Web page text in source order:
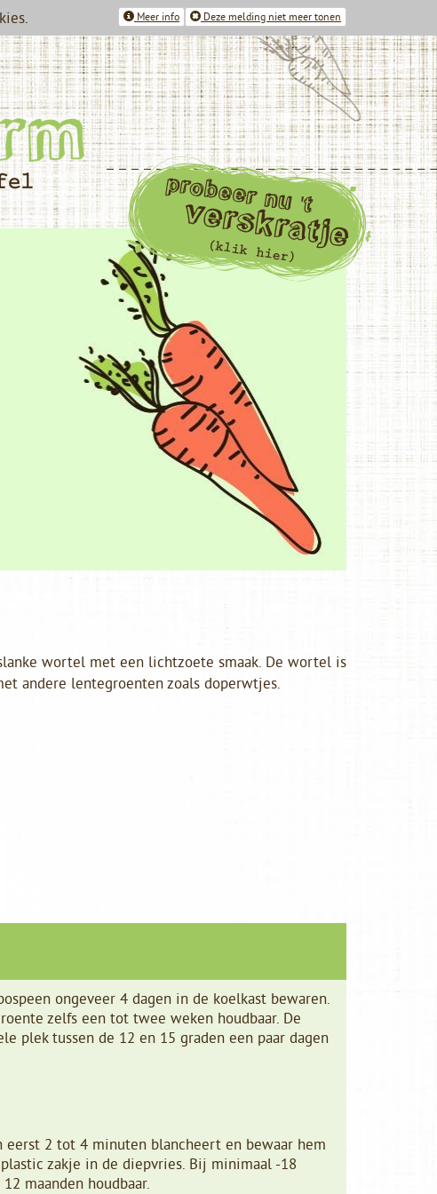
Deze melding niet meer tonen
Meer info
wortel met een lichtzoete smaak. De wortel is
andere lentegroenten zoals doperwtjes.
ongeveer 4 dagen in de koelkast bewaren.
zelfs een tot twee weken houdbaar. De
plek tussen de 12 en 15 graden een paar dagen
eerst 2 tot 4 minuten blancheert en bewaar hem
zakje in de diepvries. Bij minimaal -18
maanden houdbaar.